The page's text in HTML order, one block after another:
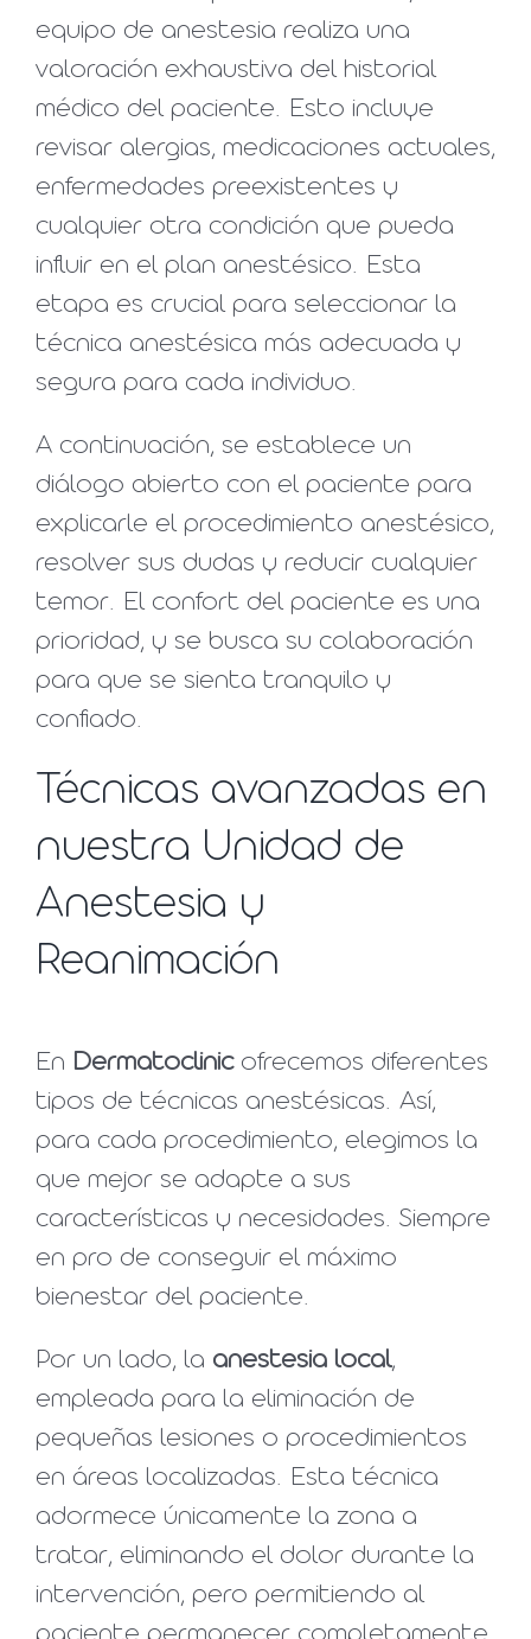
equipo de anestesia realiza una
valoración exhaustiva del historial
médico del paciente. Esto incluye
revisar alergias, medicaciones actuales,
enfermedades preexistentes y
cualquier otra condición que pueda
influir en el plan anestésico. Esta
etapa es crucial para seleccionar la
técnica anestésica más adecuada y
segura para cada individuo.
A continuación, se establece un
diálogo abierto con el paciente para
explicarle el procedimiento anestésico,
resolver sus dudas y reducir cualquier
temor. El confort del paciente es una
prioridad, y se busca su colaboración
para que se sienta tranquilo y
confiado.
Técnicas avanzadas en
nuestra Unidad de
Anestesia y
Reanimación
En Dermatoclinic ofrecemos diferentes
tipos de técnicas anestésicas. Así,
para cada procedimiento, elegimos la
que mejor se adapte a sus
características y necesidades. Siempre
en pro de conseguir el máximo
bienestar del paciente.
Por un lado, la anestesia local,
empleada para la eliminación de
pequeñas lesiones o procedimientos
en áreas localizadas. Esta técnica
adormece únicamente la zona a
tratar, eliminando el dolor durante la
intervención, pero permitiendo al